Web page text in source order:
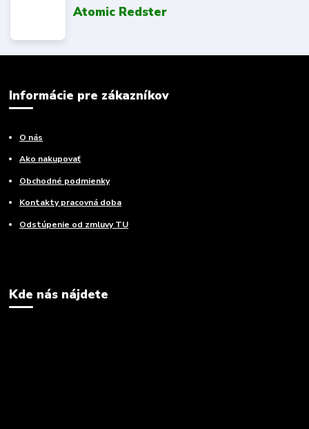
Atomic Redster
Informácie pre zákazníkov
O nás
Ako nakupovať
Obchodné podmienky
Kontakty pracovná doba
Odstúpenie od zmluvy TU
Kde nás nájdete